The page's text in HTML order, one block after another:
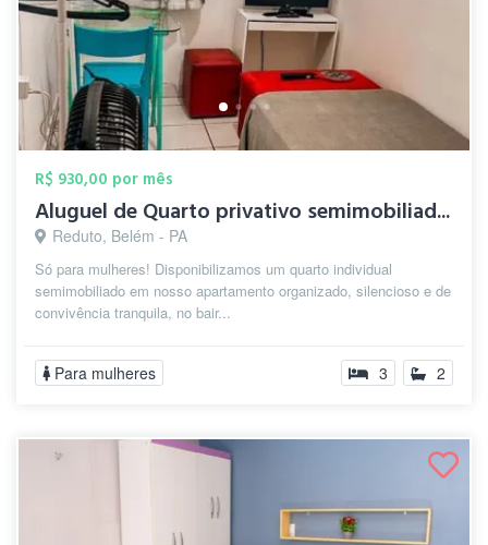
R$ 930,00 por mês
Aluguel de Quarto privativo semimobiliad...
Reduto, Belém - PA
Só para mulheres! Disponibilizamos um quarto individual
semimobiliado em nosso apartamento organizado, silencioso e de
convivência tranquila, no bair...
Para mulheres 3 2